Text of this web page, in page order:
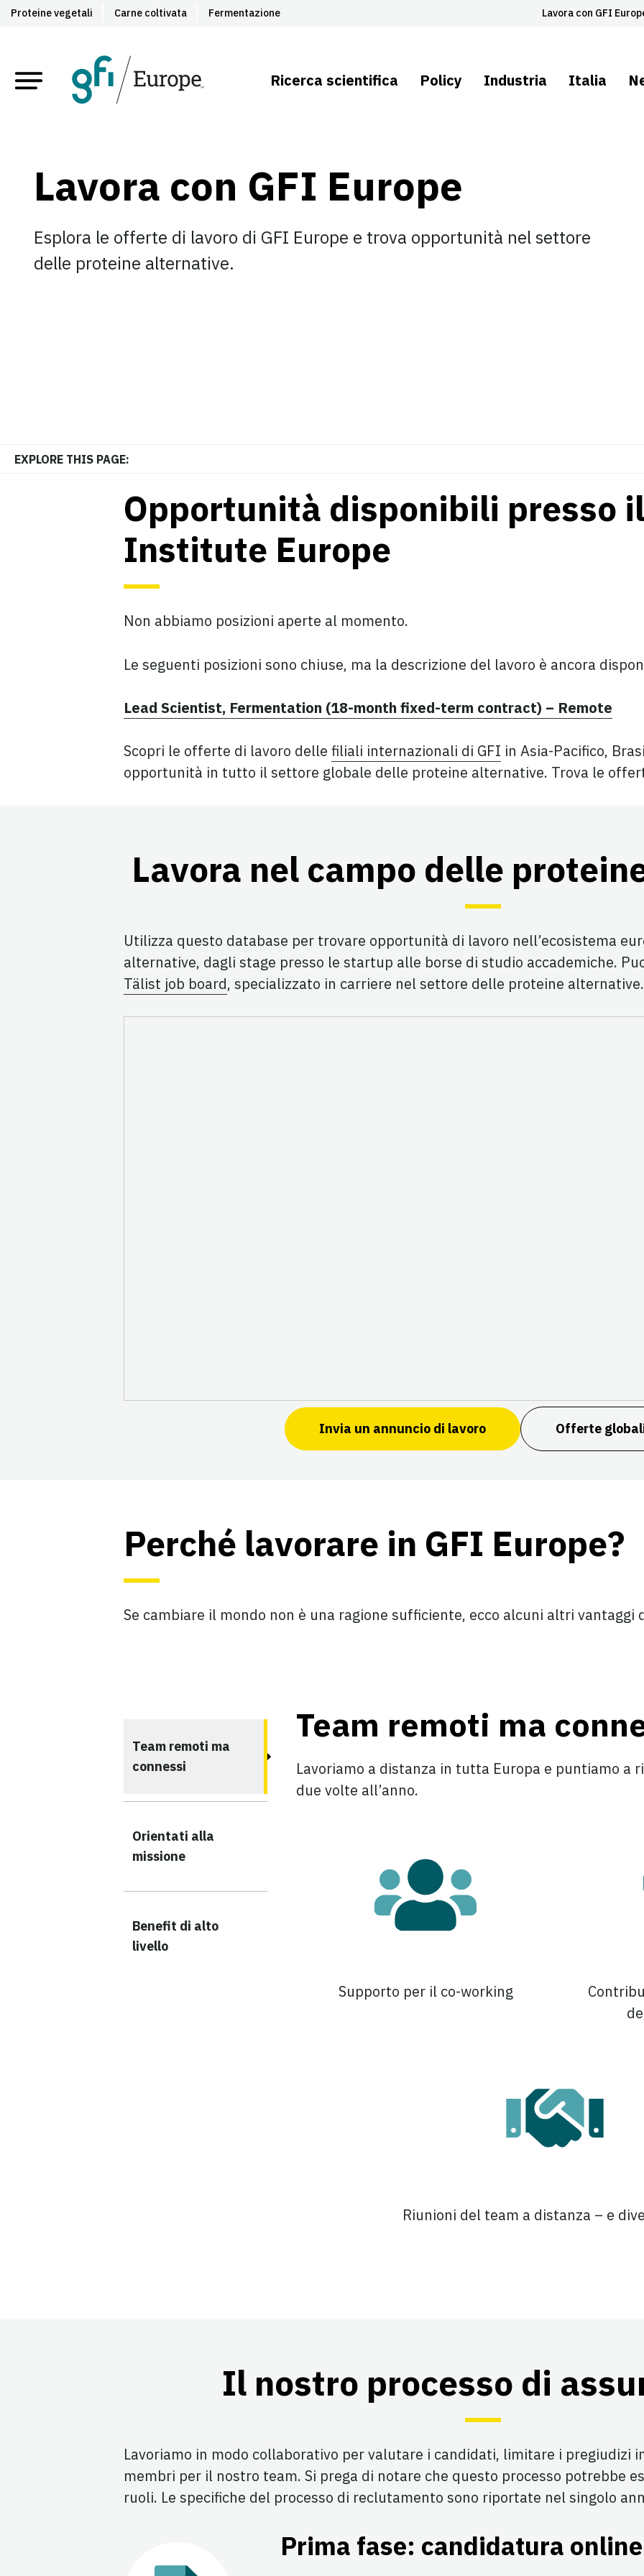
Proteine vegetali Carne coltivata Fermentazione Lavora con GFI
Ricerca scientifica Policy Industria Italia
Lavora con GFI Europe
Esplora le offerte di lavoro di GFI Europe e trova opportunità nel settore
delle proteine alternative.
EXPLORE THIS PAGE:
Opportunità disponibili presso il
Institute Europe
Non abbiamo posizioni aperte al momento.
Le seguenti posizioni sono chiuse, ma la descrizione del lavoro è ancora
Lead Scientist, Fermentation (18-month fixed-term contract) – Remote
Scopri le offerte di lavoro delle filiali internazionali di GFI in Asia-Pacifico,
opportunità in tutto il settore globale delle proteine alternative. Trova le
Lavora nel campo delle
Utilizza questo database per trovare opportunità di lavoro nell’ecosistema
alternative, dagli stage presso le startup alle borse di studio accademiche.
Tälist job board, specializzato in carriere nel settore delle proteine alternative.
Invia un annuncio di lavoro Offerte
Perché lavorare in GFI Europe?
Se cambiare il mondo non è una ragione sufficiente, ecco alcuni altri vantaggi
Team remoti ma
connessi
Orientati alla
missione
Benefit di alto
livello
Team remoti ma
Lavoriamo a distanza in tutta Europa e puntiamo a
due volte all’anno.
Supporto per il co-working
Riunioni del team a distanza – e
Il nostro processo di
Lavoriamo in modo collaborativo per valutare i candidati, limitare i pregiudizi
membri per il nostro team. Si prega di notare che questo processo potrebbe
ruoli. Le specifiche del processo di reclutamento sono riportate nel singolo
Prima fase: candidatura online